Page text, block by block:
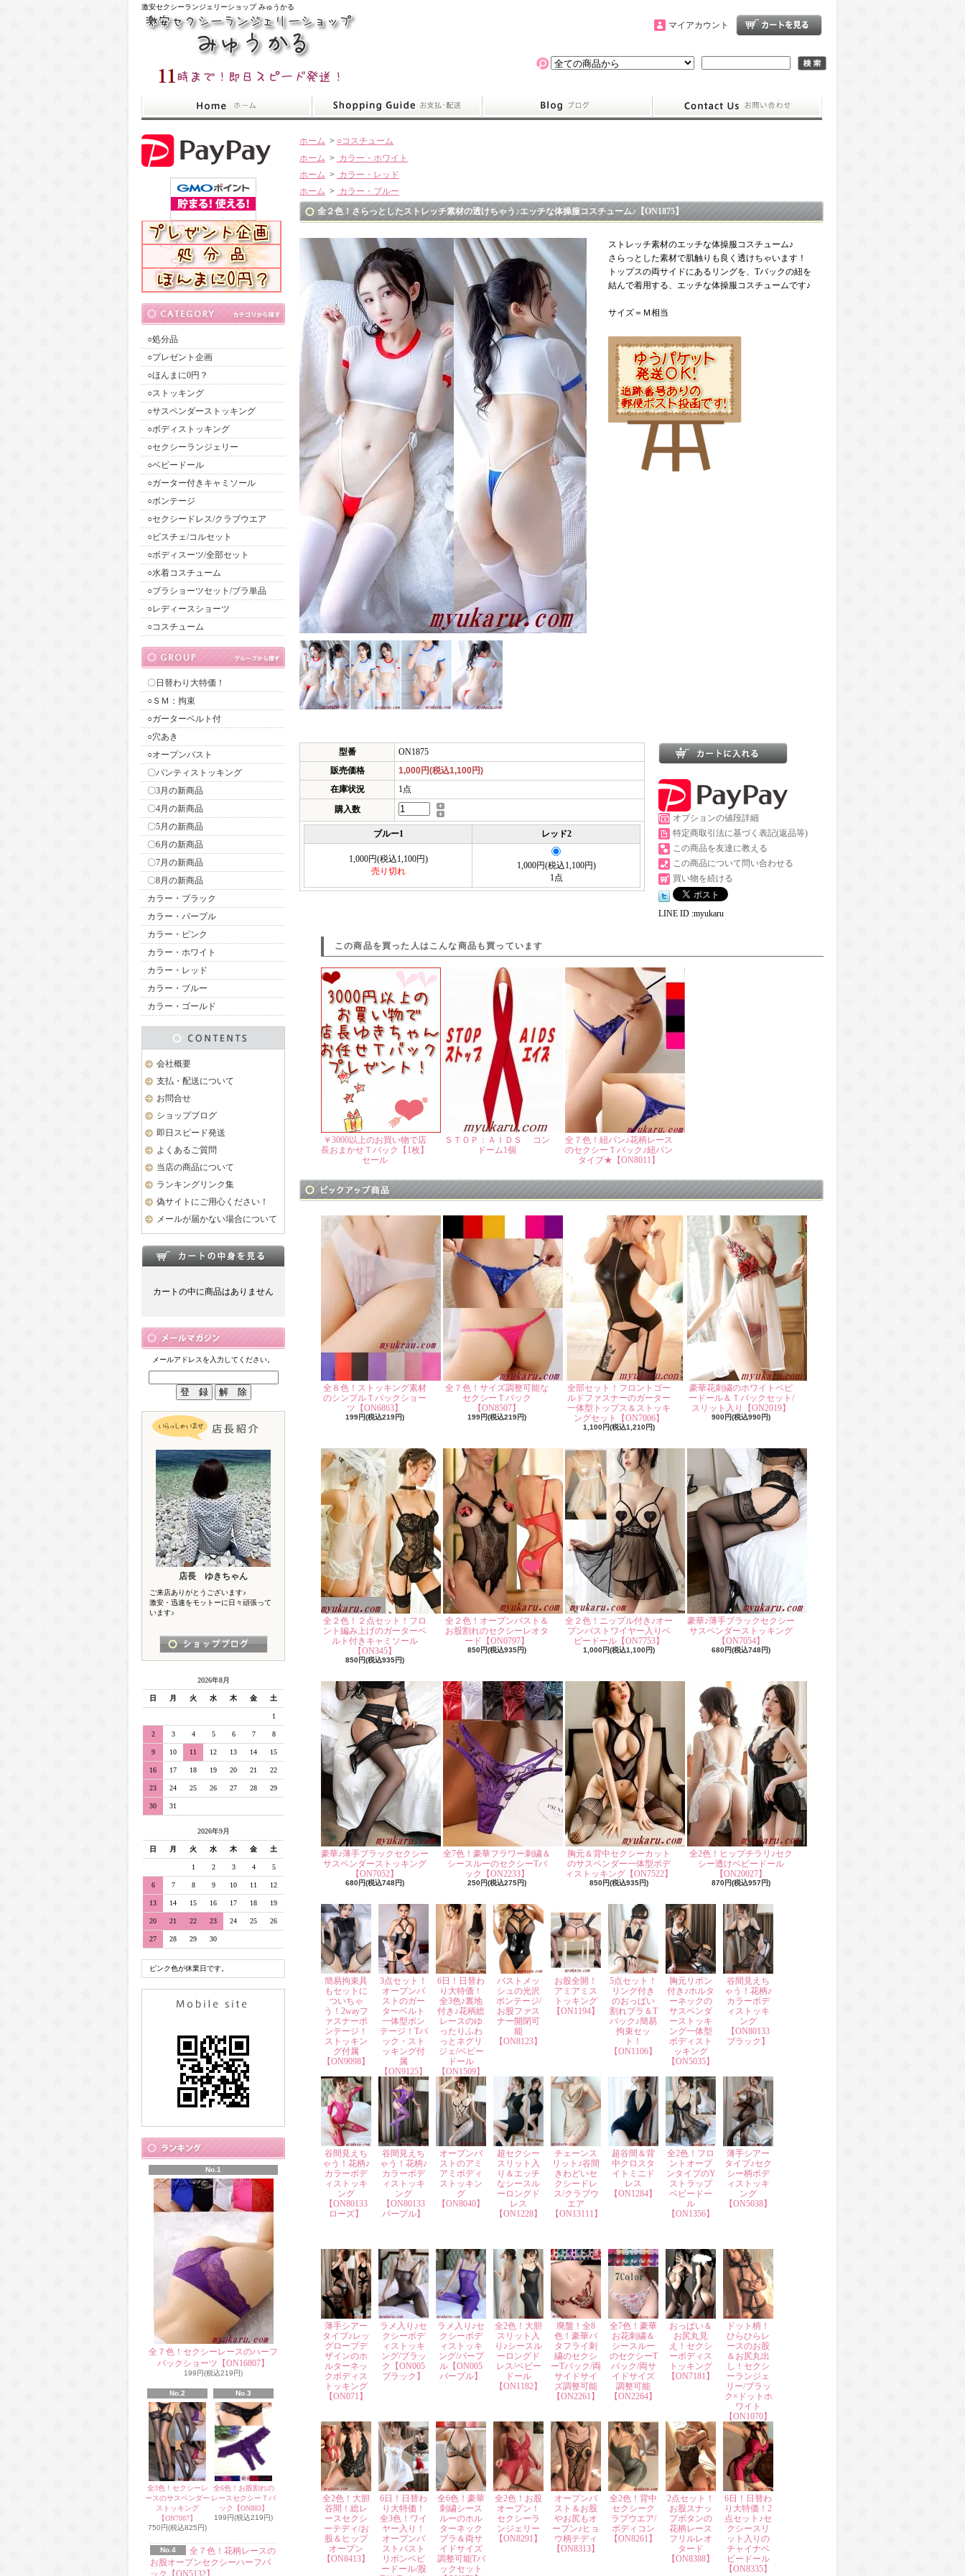
激安セクシーランジェリーショップ みゅうかる
マイアカウント
○処分品
○プレゼント企画
○ほんまに0円？
○ストッキング
○サスペンダーストッキング
○ボディストッキング
○セクシーランジェリー
○ベビードール
○ガーター付きキャミソール
○ボンテージ
○セクシードレス/クラブウエア
○ビスチェ/コルセット
○ボディスーツ/全部セット
○水着コスチューム
○ブラショーツセット/ブラ単品
○レディースショーツ
○コスチューム
〇日替わり大特価！
○ＳＭ：拘束
○ガーターベルト付
○穴あき
○オープンバスト
〇パンティストッキング
〇3月の新商品
〇4月の新商品
〇5月の新商品
〇6月の新商品
〇7月の新商品
〇8月の新商品
カラー・ブラック
カラー・パープル
カラー・ピンク
カラー・ホワイト
カラー・レッド
カラー・ブルー
カラー・ゴールド
会社概要
支払・配送について
お問合せ
ショップブログ
即日スピード発送
よくあるご質問
当店の商品について
ランキングリンク集
偽サイトにご用心ください！
メールが届かない場合について
カートの中に商品はありません
メールアドレスを入力してください。
店長 ゆきちゃん
ご来店ありがとうございます♪
激安・迅速をモットーに日々頑張って
います♪
2026年8月
日 月 火 水 木 金 土
1
2 3 4 5 6 7 8
9 10 11 12 13 14 15
16 17 18 19 20 21 22
23 24 25 26 27 28 29
30 31
2026年9月
日 月 火 水 木 金 土
1 2 3 4 5
6 7 8 9 10 11 12
13 14 15 16 17 18 19
20 21 22 23 24 25 26
27 28 29 30
ピンク色が休業日です。
No.1
全７色！セクシーレースのハーフ
バックショーツ【ON16807】
199円(税込219円)
No.2
全3色！セクシーレ
ースのサスペンダー
ストッキング
【ON7007】
750円(税込825円)
No.3
全6色！お股割れの
レースセクシーＴバ
ック【ON883】
199円(税込219円)
No.4
全７色！花柄レースの
お股オープンセクシーハーフバ
ック【ON5132】
ホーム > ○コスチューム
ホーム > カラー・ホワイト
ホーム > カラー・レッド
ホーム > カラー・ブルー
全２色！さらっとしたストレッチ素材の透けちゃう♪エッチな体操服コスチューム♪【ON1875】
ストレッチ素材のエッチな体操服コスチューム♪
さらっとした素材で肌触りも良く透けちゃいます！
トップスの両サイドにあるリングを、Tバックの紐を
結んで着用する、エッチな体操服コスチュームです♪
サイズ＝Ｍ相当
型番
ON1875
販売価格
1,000円(税込1,100円)
在庫状況
1点
購入数
ブルー1 レッド2
1,000円(税込1,100円)
売り切れ
1,000円(税込1,100円)
1点
オプションの値段詳細
特定商取引法に基づく表記(返品等)
この商品を友達に教える
この商品について問い合わせる
買い物を続ける
LINE ID :myukaru
この商品を買った人はこんな商品も買っています
￥3000以上のお買い物で店
長おまかせＴバック【1枚】
セール
ＳＴＯＰ：ＡＩＤＳ コン
ドーム1個
全７色！紐パン♪花柄レース
のセクシーＴバック♪紐パン
タイプ★【ON8011】
全８色！ストッキング素材
のシンプルＴバックショー
ツ【ON6863】
199円(税込219円)
全７色！サイズ調整可能な
セクシーＴバック
【ON8507】
199円(税込219円)
全部セット！フロントゴー
ルドファスナーのガーター
一体型トップス＆ストッキ
ングセット【ON7006】
1,100円(税込1,210円)
豪華花刺繍のホワイトベビ
ードール＆Ｔバックセット/
スリット入り【ON2019】
900円(税込990円)
全２色！２点セット！フロ
ント編み上げのガーターベ
ルト付きキャミソール
【ON345】
850円(税込935円)
全２色！オープンバスト＆
お股割れのセクシーレオタ
ード【ON0797】
850円(税込935円)
全２色！ニップル付き♪オー
プンバストワイヤー入りベ
ビードール【ON7753】
1,000円(税込1,100円)
豪華♪薄手ブラックセクシー
サスペンダーストッキング
【ON7054】
680円(税込748円)
豪華♪薄手ブラックセクシー
サスペンダーストッキング
【ON7052】
680円(税込748円)
全7色！豪華フラワー刺繍＆
シースルーのセクシーTバ
ック【ON2233】
250円(税込275円)
胸元＆背中セクシーカット
のサスペンダー一体型ボデ
ィストッキング【ON7522】
850円(税込935円)
全2色！ヒップチラリ♪セク
シー透けベビードール
【ON20027】
870円(税込957円)
簡易拘束具
もセットに
ついちゃ
う！2wayフ
ァスナーボ
ンテージ！
ストッキン
グ付属
【ON9098】
3点セット！
オープンバ
ストのガー
ターベルト
一体型ボン
テージ！Tバ
ック・スト
ッキング付
属
【ON9125】
6日！日替わ
り大特価！
全3色♪裏地
付き♪花柄総
レースのゆ
ったりふわ
っとネグリ
ジェ/ベビー
ドール
【ON1509】
バストメッ
シュの光沢
ボンテージ/
お股ファス
ナー開閉可
能
【ON8123】
お股全開！
アミアミス
トッキング
【ON1194】
5点セット！
リング付き
のおっぱい
割れブラ＆T
バック♪簡易
拘束セッ
ト！
【ON1106】
胸元リボン
付き♪ホルタ
ーネックの
サスペンダ
ーストッキ
ング一体型
ボディスト
ッキング
【ON5035】
谷間見えち
ゃう！花柄♪
カラーボデ
ィストッキ
ング
【ON80133
ブラック】
谷間見えち
ゃう！花柄♪
カラーボデ
ィストッキ
ング
【ON80133
ローズ】
谷間見えち
ゃう！花柄♪
カラーボデ
ィストッキ
ング
【ON80133
パープル】
オープンバ
ストのアミ
アミボディ
ストッキン
グ
【ON8040】
超セクシー
スリット入
り＆エッチ
なシースル
ーロングド
レス
【ON1228】
チェーンス
リット♪谷間
きわどいセ
クシードレ
ス/クラブウ
エア
【ON13111】
超谷間＆背
中クロスタ
イトミニド
レス
【ON1284】
全2色！フロ
ントオープ
ンタイプのY
ストラップ
ベビードー
ル
【ON1356】
薄手シアー
タイプ♪セク
シー柄ボデ
ィストッキ
ング
【ON5038】
薄手シアー
タイプ♪レッ
グロープデ
ザインのホ
ルターネッ
クボディス
トッキング
【ON071】
ラメ入り♪セ
クシーボデ
ィストッキ
ング/ブラッ
ク【ON005
ブラック】
ラメ入り♪セ
クシーボデ
ィストッキ
ング/パープ
ル【ON005
パープル】
全2色！大胆
スリット入
り♪シースル
ーロングド
レス/ベビー
ドール
【ON1182】
廃盤！全8
色！豪華バ
タフライ刺
繍のセクシ
ーTバック/両
サイドサイ
ズ調整可能
【ON2261】
全7色！豪華
お花刺繍＆
シースルー
のセクシーT
バック/両サ
イドサイズ
調整可能
【ON2264】
おっぱい＆
お尻丸見
え！セクシ
ーボディス
トッキング
【ON7181】
ドット柄！
ひらひらレ
ースのお股
＆お尻丸出
し！セクシ
ーランジェ
リー/ブラッ
ク×ドットホ
ワイト
【ON1070】
全2色！大胆
谷間！総レ
ースセクシ
ーテディ/お
股＆ヒップ
オープン
【ON8413】
6日！日替わ
り大特価！
全3色！ワイ
ヤー入り！
オープンバ
ストバスト
リボンベビ
ードール/股
全6色！豪華
刺繍シース
ルーのホル
ターネック
ブラ＆両サ
イドサイズ
調整可能Tバ
ックセット
全2色！お股
オープン！
セクシーラ
ンジェリー
【ON8291】
オープンバ
スト＆お股
やお尻もオ
ープン♪ヒョ
ウ柄テディ
【ON8313】
全2色！背中
セクシーク
ラブウエア/
ボディコン
【ON8261】
2点セット！
お股スナッ
プボタンの
花柄レース
フリルレオ
タード
【ON8388】
6日！日替わ
り大特価！2
点セット♪セ
クシースリ
ット入りの
チャイナベ
ビードール
【ON8335】